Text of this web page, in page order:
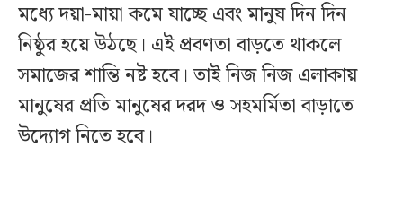
মধ্যে দয়া-মায়া কমে যাচ্ছে এবং মানুষ দিন দিন
নিষ্ঠুর হয়ে উঠছে। এই প্রবণতা বাড়তে থাকলে
সমাজের শান্তি নষ্ট হবে। তাই নিজ নিজ এলাকায়
মানুষের প্রতি মানুষের দরদ ও সহমর্মিতা বাড়াতে
উদ্যোগ নিতে হবে।